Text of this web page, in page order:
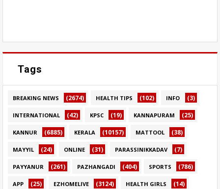
Tags
BREAKING NEWS (2674) HEALTH TIPS (102) INFO (3)
INTERNATIONAL (42) KPSC (19) KANNAPURAM (25)
KANNUR (6885) KERALA (10157) MATTOOL (38)
MAYYIL (24) ONLINE (31) PARASSINIKKADAV (7)
PAYYANUR (261) PAZHANGADI (404) SPORTS (786)
APP (25) EZHOMELIVE (3124) HEALTH GIRLS (14)